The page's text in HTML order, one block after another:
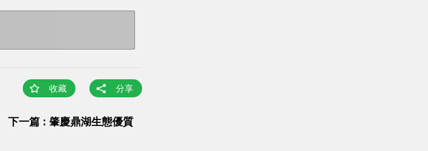
收藏 分享
下一篇 : 肇慶鼎湖生態優質